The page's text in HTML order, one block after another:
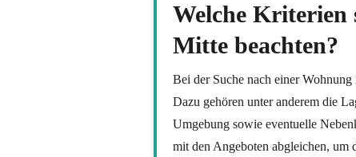
Welche Kriterien
Mitte beachten?
Bei der Suche nach einer
Dazu gehören unter anderem die
Umgebung sowie eventuelle
mit den Angeboten abgleichen, um